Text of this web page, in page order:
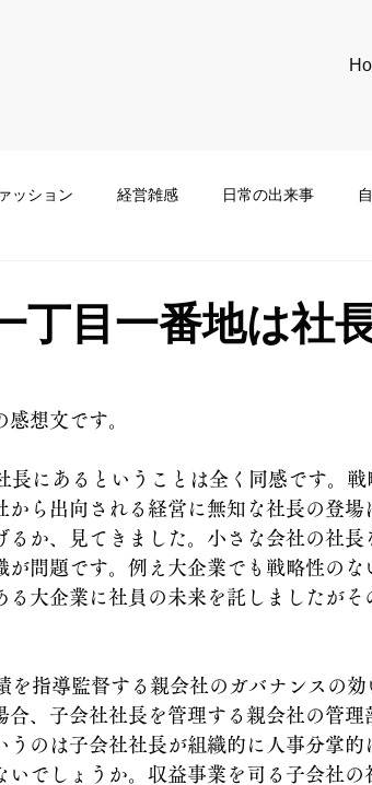
ッション 経営雑感 日常の出来事
丁目一番地は社
想文です。
長にあるということは全く同感です。
から出向される経営に無知な社長の登場
か、見てきました。小さな会社の社長
問題です。例え大企業でも戦略性のな
る大企業に社員の未来を託しましたがそ
を指導監督する親会社のガバナンスの効
合、子会社社長を管理する親会社の管理
うのは子会社社長が組織的に人事分掌的
いでしょうか。収益事業を司る子会社の